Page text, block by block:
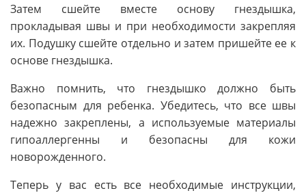
Затем сшейте вместе основу гнездышка,
прокладывая швы и при необходимости закрепляя
их. Подушку сшейте отдельно и затем пришейте ее к
основе гнездышка.
Важно помнить, что гнездышко должно быть
безопасным для ребенка. Убедитесь, что все швы
надежно закреплены, а используемые материалы
гипоаллергенны и безопасны для кожи
новорожденного.
Теперь у вас есть все необходимые инструкции,